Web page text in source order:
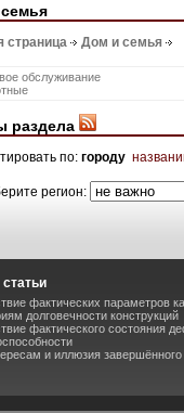
страница Дом и семья
обслуживание
раздела
по: городу
регион:
фактических параметров
долговечности конструкций
фактического состояния
и иллюзия